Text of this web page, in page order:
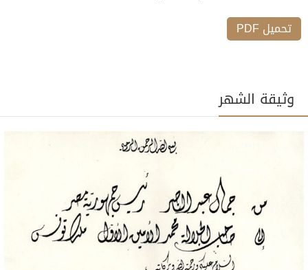
تحميل PDF
وثيقة الشهر